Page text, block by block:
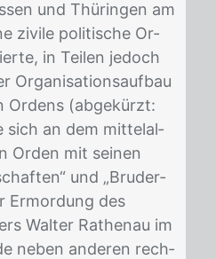
und Thü­rin­gen am
zi­vi­le po­li­ti­sche Or­
in Tei­len je­doch
Or­ga­ni­sa­ti­ons­auf­bau
Or­dens (ab­ge­kürzt:
sich an dem mit­tel­al­
Or­den mit sei­nen
und „Bru­der­
Er­mor­dung des
Wal­ter Ra­then­au im
ne­ben an­de­ren rech­